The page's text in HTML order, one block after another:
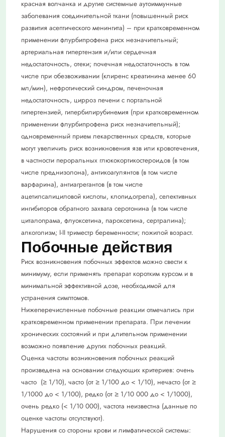
красная волчанка и другие системные аутоиммунные
заболевания соединительной ткани (повышенный риск
развития асептического менингита) – при кратковременном
применении флурбипрофена риск незначительный;
артериальная гипертензия и/или сердечная
недостаточность, отеки; почечная недостаточность в том
числе при обезвоживании (клиренс креатинина менее 60
мл/мин), нефротический синдром, печеночная
недостаточность, цирроз печени с портальной
гипертензией, гипербилирубинемия (при кратковременном
применении флурбипрофена риск незначительный);
одновременный прием лекарственных средств, которые
могут увеличить риск возникновения язв или кровотечения,
в частности пероральных глюкокортикостероидов (в том
числе преднизолона), антикоагулянтов (в том числе
варфарина), антиагрегантов (в том числе
ацетилсалициловой кислоты, клопидогрела), селективных
ингибиторов обратного захвата серотонина (в том числе
циталопрама, флуоксетина, пароксетина, сертралина);
алкоголизм; I-II триместр беременности; пожилой возраст.
Побочные действия
Риск возникновения побочных эффектов можно свести к
минимуму, если применять препарат коротким курсом и в
минимальной эффективной дозе, необходимой для
устранения симптомов.
Нижеперечисленные побочные реакции отмечались при
кратковременном применении препарата. При лечении
хронических состояний и при длительном применении
возможно появление других побочных реакций.
Оценка частоты возникновения побочных реакций
произведена на основании следующих критериев: очень
часто (≥ 1/10), часто (от ≥ 1/100 до < 1/10), нечасто (от ≥
1/1000 до < 1/100), редко (от ≥ 1/10 000 до < 1/1000),
очень редко (< 1/10 000), частота неизвестна (данные по
оценке частоты отсутствуют).
Нарушения со стороны крови и лимфатической системы: